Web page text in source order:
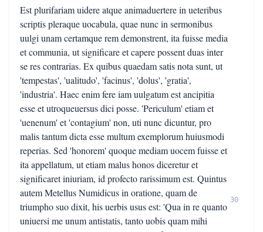
Est plurifariam uidere atque animaduertere in ueteribus
scriptis pleraque uocabula, quae nunc in sermonibus
uulgi unam certamque rem demonstrent, ita fuisse media
et communia, ut significare et capere possent duas inter
se res contrarias. Ex quibus quaedam satis nota sunt, ut
'tempestas', 'ualitudo', 'facinus', 'dolus', 'gratia',
'industria'. Haec enim fere iam uulgatum est ancipitia
esse et utroqueuersus dici posse. 'Periculum' etiam et
'uenenum' et 'contagium' non, uti nunc dicuntur, pro
malis tantum dicta esse multum exemplorum huiusmodi
reperias. Sed 'honorem' quoque mediam uocem fuisse et
ita appellatum, ut etiam malus honos diceretur et
significaret iniuriam, id profecto rarissimum est. Quintus
autem Metellus Numidicus in oratione, quam de
triumpho suo dixit, his uerbis usus est: 'Qua in re quanto
uniuersi me unum antistatis, tanto uobis quam mihi
30